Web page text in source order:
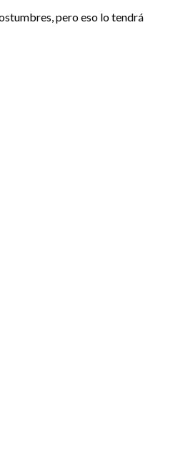
pero eso lo tendrá